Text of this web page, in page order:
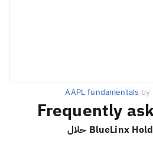
AAPL fundamentals by
Frequently
هل سهم BlueLinx Holdings, Inc. BXC حلال